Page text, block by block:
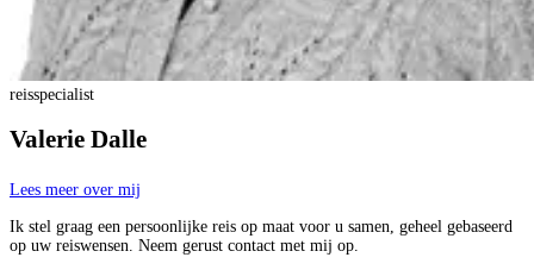
reisspecialist
Valerie Dalle
Lees meer over mij
Ik stel graag een persoonlijke reis op maat voor u samen, geheel gebaseerd
op uw reiswensen. Neem gerust contact met mij op.